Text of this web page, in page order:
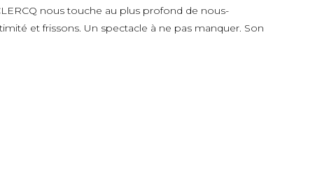
nous touche au plus profond de nous-
et frissons. Un spectacle à ne pas manquer. Son